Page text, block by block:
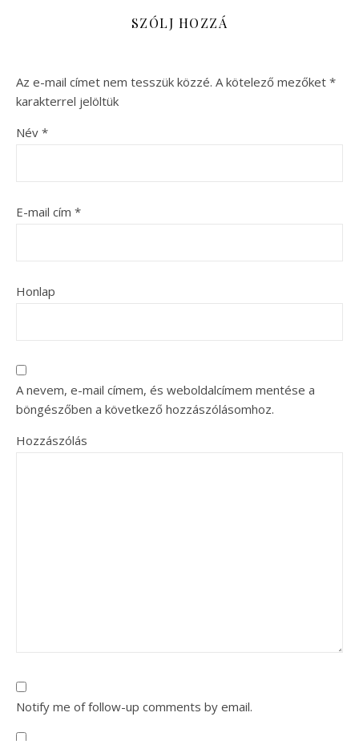
SZÓLJ HOZZÁ
Az e-mail címet nem tesszük közzé. A kötelező mezőket *
karakterrel jelöltük
Név *
E-mail cím *
Honlap
A nevem, e-mail címem, és weboldalcímem mentése a
böngészőben a következő hozzászólásomhoz.
Hozzászólás
Notify me of follow-up comments by email.